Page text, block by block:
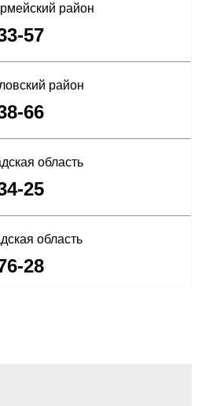
район
57
район
66
область
25
область
28